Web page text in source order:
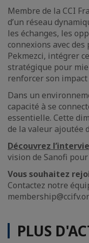
Membre de la CCI
d’un réseau
les échanges, les
connexions avec
Pekmezci, intégrer
stratégique pour
renforcer son
Dans un
capacité à se
essentielle. Cette
de la valeur ajoutée
Découvrez
vision de Sanofi
Vous souhaitez
Contactez notre
PLUS